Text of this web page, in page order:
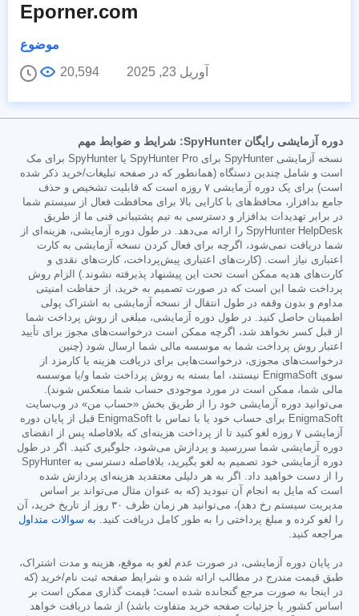
Eporner.com
موضوع
آوریل 23, 2025
20,594
دوره آزمایشی رایگان SpyHunter: شرایط و ضوابط مهم
نسخه آزمایشی SpyHunter برای SpyHunter Pro یا SpyHunter برای مک
است و شامل چندین دستگاه (همانطور که در صفحه تبلیغات/خرید ذکر شده
است) برای یک دوره آزمایشی ۷ روزه است که قابلیت تشخیص و حذف
جامع بدافزار، محافظ‌های با کارایی بالا برای محافظت فعال از سیستم شما
در برابر تهدیدات بدافزار و دسترسی به تیم پشتیبانی فنی ما از طریق
SpyHunter HelpDesk را ارائه می‌دهد. در طول دوره آزمایشی، هزینه‌ای از
شما دریافت نمی‌شود، اگرچه برای فعال کردن نسخه آزمایشی به کارت
اعتباری نیاز است. (کارت‌های اعتباری پیش‌پرداخت، کارت‌های نقدی و
کارت‌های هدیه ممکن است تحت این پیشنهاد پذیرفته نشوند.) الزام روش
پرداخت شما این است که در صورت تصمیم به خرید، از حفاظت امنیتی
مداوم و بدون وقفه در طول انتقال از نسخه آزمایشی به اشتراک پولی
اطمینان حاصل کنید. در طول دوره آزمایشی، مبلغی از روش پرداخت شما
از قبل کسر نخواهد شد، اگرچه ممکن است درخواست‌های مجوز برای تأیید
اعتبار روش پرداخت شما به موسسه مالی شما ارسال شود (چنین
درخواست‌های مجوزی، درخواست‌هایی برای دریافت هزینه یا کارمزد از
سوی EnigmaSoft نیستند، اما بسته به روش پرداخت شما و/یا موسسه
مالی شما، ممکن است در مورد موجودی حساب شما منعکس شوند).
می‌توانید دوره آزمایشی خود را از طریق بخش «حساب من» در وب‌سایت
EnigmaSoft برای حساب خود یا با تماس با EnigmaSoft قبل از پایان دوره
آزمایشی ۷ روزه لغو کنید تا از پرداخت هزینه‌ای که بلافاصله پس از انقضای
دوره آزمایشی شما سررسید و پردازش می‌شود، جلوگیری کنید. اگر در طول
دوره آزمایشی خود تصمیم به لغو بگیرید، بلافاصله دسترسی به SpyHunter
را از دست خواهید داد. اگر به هر دلیلی معتقدید هزینه‌ای پردازش شده
است که مایل به انجام آن نبودید (که به عنوان مثال می‌تواند بر اساس
مدیریت سیستم رخ دهد)، می‌توانید هر زمان ظرف ۳۰ روز از تاریخ خرید، آن
را لغو کرده و مبلغ پرداختی را به طور کامل دریافت کنید. به سوالات متداول
مراجعه کنید.
در پایان دوره آزمایشی، در صورت عدم لغو به موقع، هزینه و مدت اشتراک،
طبق قیمت مندرج در مطالب ارائه شده و شرایط صفحه ثبت نام/خرید (که
در اینجا به صورت مرجع گنجانده شده است؛ قیمت گذاری ممکن است بر
اساس کشور یا جزئیات صفحه خرید متفاوت باشد) از شما دریافت خواهد